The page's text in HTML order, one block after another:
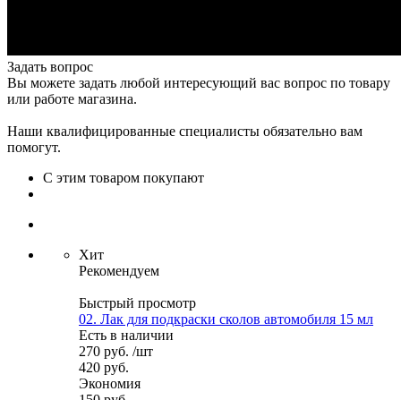
Задать вопрос
Вы можете задать любой интересующий вас вопрос по товару
или работе магазина.
Наши квалифицированные специалисты обязательно вам
помогут.
С этим товаром покупают
Хит
Рекомендуем
Быстрый просмотр
02. Лак для подкраски сколов автомобиля 15 мл
Есть в наличии
270 руб. /шт
420 руб.
Экономия